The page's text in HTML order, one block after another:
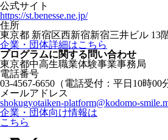
公式サイト
https://st.benesse.ne.jp/
住所
東京都 新宿区西新宿新宿三井ビル 13
企業・団体詳細はこちら
プログラムに関する問い合わせ
東京都中高生職業体験事業事務局
電話番号
03-4567-6650 （電話受付：平日10時00
メールアドレス
shokugyotaiken-platform@kodomo-
企業・団体向け情報は
こちら